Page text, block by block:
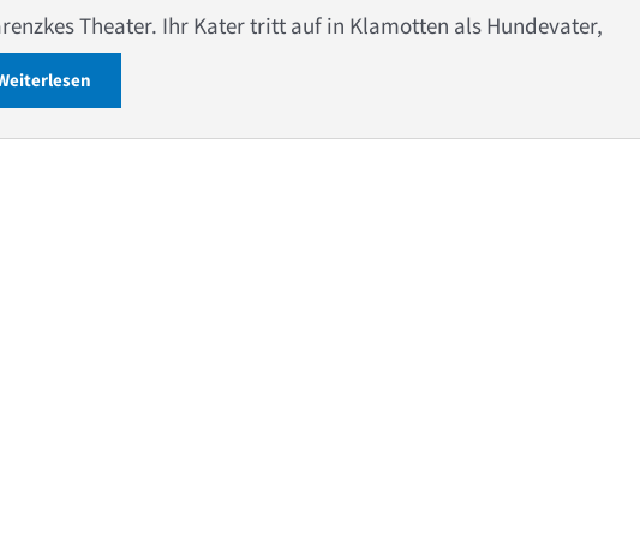
Theater. Ihr Kater tritt auf in Klamotten als Hundevater,